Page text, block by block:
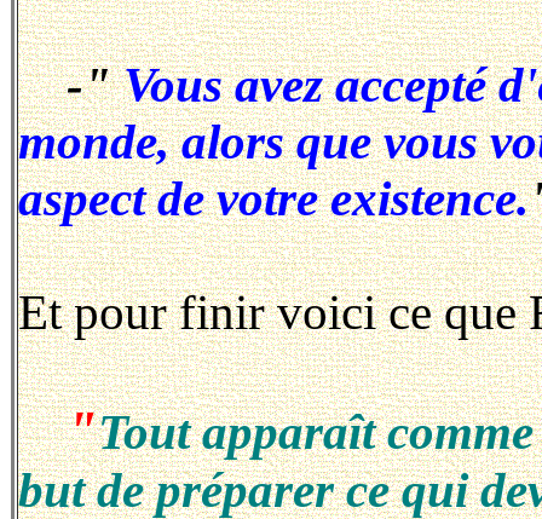
-"Vous avez accepté
monde, alors que vous
aspect de votre existence.
Et pour finir voici ce que
"Tout apparaît
but de préparer ce qui